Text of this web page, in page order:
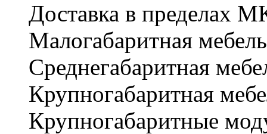
Доставка в пределах
Малогабаритная
Cреднегабаритная
Крупногабаритная
Крупногабаритные